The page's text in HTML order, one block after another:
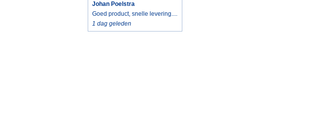
Johan Poelstra
Goed product, snelle levering....
1 dag geleden